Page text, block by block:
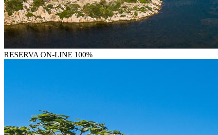
RESERVA ON-LINE 100%